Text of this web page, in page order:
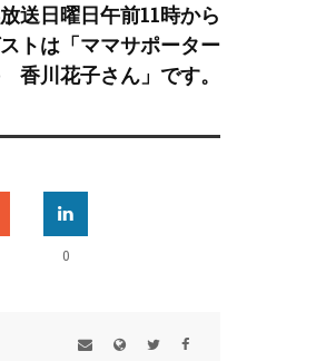
送日曜日午前11時から
トは「ママサポーター
川花子さん」です。
0